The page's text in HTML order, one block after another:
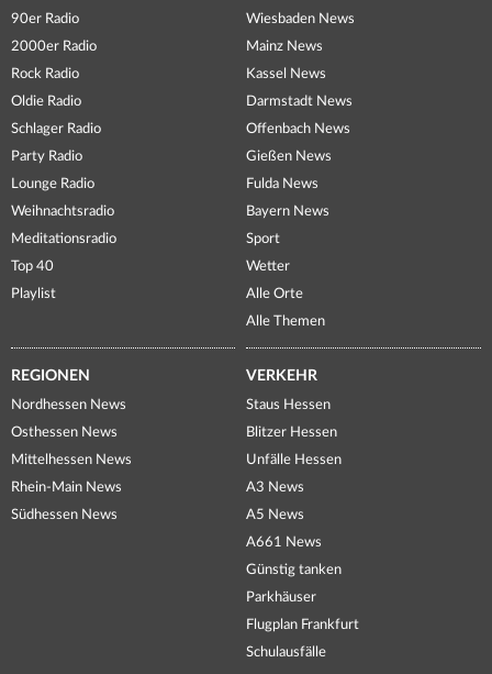
90er Radio
2000er Radio
Rock Radio
Oldie Radio
Schlager Radio
Party Radio
Lounge Radio
Weihnachtsradio
Meditationsradio
Top 40
Playlist
Wiesbaden News
Mainz News
Kassel News
Darmstadt News
Offenbach News
Gießen News
Fulda News
Bayern News
Sport
Wetter
Alle Orte
Alle Themen
REGIONEN
Nordhessen News
Osthessen News
Mittelhessen News
Rhein-Main News
Südhessen News
VERKEHR
Staus Hessen
Blitzer Hessen
Unfälle Hessen
A3 News
A5 News
A661 News
Günstig tanken
Parkhäuser
Flugplan Frankfurt
Schulausfälle